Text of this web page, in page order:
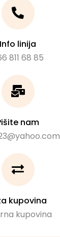
Info linija
811 68 85
nam
kupovina
kupovina